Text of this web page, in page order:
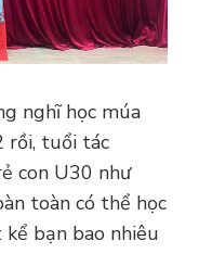
nghĩ học múa
rồi, tuổi tác
con U30 như
toàn có thể học
bạn bao nhiêu